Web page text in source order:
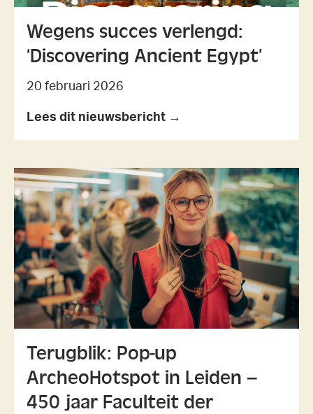
Wegens succes verlengd:
‘Discovering Ancient Egypt’
20 februari 2026
Lees dit nieuwsbericht →
Terugblik: Pop-up
ArcheoHotspot in Leiden –
450 jaar Faculteit der